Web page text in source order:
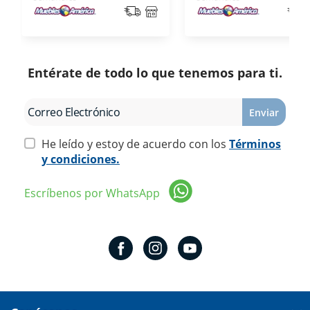
Entérate de todo lo que tenemos para ti.
Enviar
He leído y estoy de acuerdo con los Términos
y condiciones.
Escríbenos por WhatsApp